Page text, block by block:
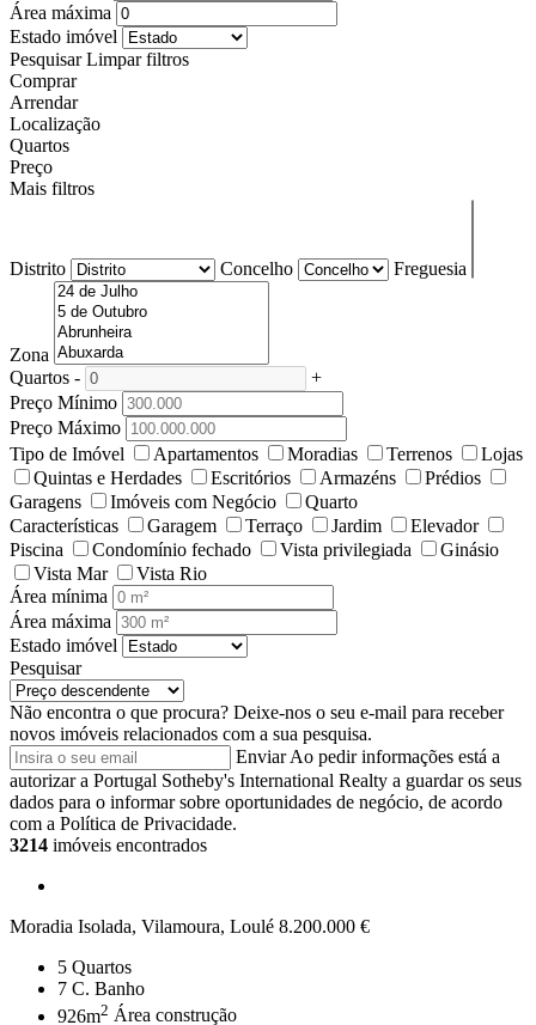
Área máxima
Estado imóvel
Pesquisar Limpar filtros
Comprar
Arrendar
Localização
Quartos
Preço
Mais filtros
Distrito Concelho Freguesia
Zona
Quartos -
+
Preço Mínimo
Preço Máximo
Tipo de Imóvel
Apartamentos Moradias Terrenos
Lojas
Quintas e Herdades
Escritórios Armazéns
Prédios
Garagens
Imóveis com Negócio
Quarto
Características
Garagem Terraço Jardim
Elevador
Piscina
Condomínio fechado Vista privilegiada
Ginásio
Vista Mar
Vista Rio
Área mínima
Área máxima
Estado imóvel
Pesquisar
Não encontra o que procura? Deixe-nos o seu e-mail para receber
novos imóveis relacionados com a sua pesquisa.
Enviar Ao pedir informações está a
autorizar a Portugal Sotheby's International Realty a guardar os seus
dados para o informar sobre oportunidades de negócio, de acordo
com a Política de Privacidade.
3214 imóveis encontrados
Moradia Isolada, Vilamoura, Loulé 8.200.000 €
5 Quartos
7 C. Banho
926m2 Área construção